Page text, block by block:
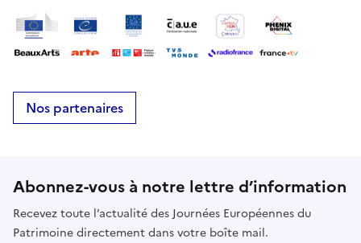
Nos partenaires
Abonnez-vous à notre lettre d’information
Recevez toute l’actualité des Journées Européennes du
Patrimoine directement dans votre boîte mail.